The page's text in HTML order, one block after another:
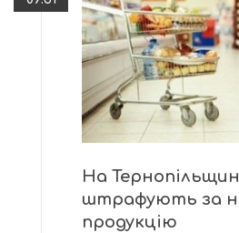
На
штрафують за
продукцію